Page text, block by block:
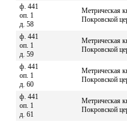
ф. 441
оп. 1
д. 58
Метрическая
Покровской
ф. 441
оп. 1
д. 59
Метрическая
Покровской
ф. 441
оп. 1
д. 60
Метрическая
Покровской
ф. 441
оп. 1
д. 61
Метрическая
Покровской